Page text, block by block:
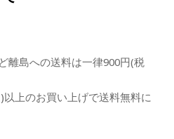
離島への送料は一律900円(税
以上のお買い上げで送料無料に